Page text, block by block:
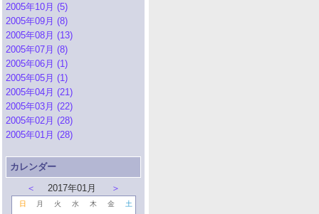
2005年10月 (5)
2005年09月 (8)
2005年08月 (13)
2005年07月 (8)
2005年06月 (1)
2005年05月 (1)
2005年04月 (21)
2005年03月 (22)
2005年02月 (28)
2005年01月 (28)
カレンダー
＜
2017年01月 ＞
日 月 火 水 木 金
土